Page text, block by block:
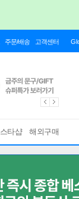
주문/배송 고객센터
스타샵 해외구매